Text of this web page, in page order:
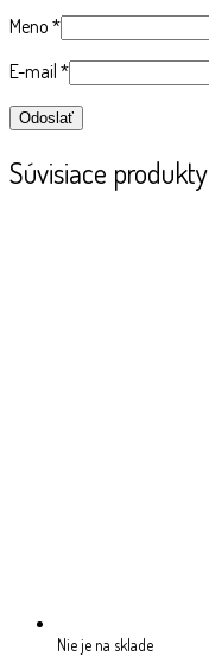
Meno *
E-mail *
Súvisiace produkty
Nie je na sklade